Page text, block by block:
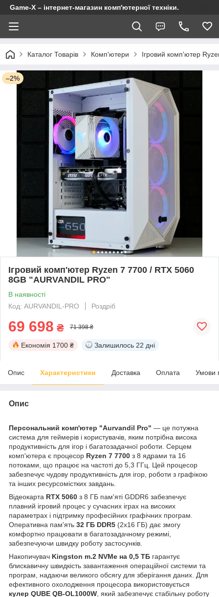
Game-X – інтернет-магазин комп'ютерної техніки.
Каталог Товарів Комп'ютери Ігровий комп'ютер
–2%
Ігровий комп'ютер Ryzen 7 7700 / RTX 5060
8GB "AURVANDIL PRO"
В наявності
Код: AURVANDIL-PRO
Роздріб
69 698 ₴ 71 398 ₴
Економія 1700 ₴ Залишилось 22 дні
Опис Характеристики Доставка Оплата Умови
Опис
Персональний комп'ютер "Aurvandil Pro" — це потужна
система для геймерів і користувачів, яким потрібна висока
продуктивність для ігор і багатозадачної роботи. Серцем
комп'ютера є процесор Ryzen 7 7700 з 8 ядрами та 16
потоками, що працює на частоті до 5,3 ГГц. Цей процесор
забезпечує чудову продуктивність для ігор, роботи з графікою
та інших ресурсомістких завдань.
Відеокарта RTX 5060 з 8 ГБ пам'яті GDDR6 забезпечує
плавний ігровий процес у сучасних іграх на високих
параметрах і підтримку професійних графічних програм.
Оперативна пам'ять 32 ГБ DDR5 (2х16 ГБ) дає змогу
комфортно працювати в багатозадачному режимі,
забезпечуючи швидку роботу застосунків.
Накопичувач Kingston m.2 NVMe на 0,5 ТБ гарантує
блискавичну швидкість завантаження операційної системи та
програм, надаючи великого обсягу для зберігання даних. Для
ефективного охолодження процесора використовується
кулер QUBE QB-OL1000W, який забезпечує стабільну роботу